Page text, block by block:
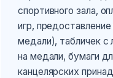
спортивного зала,
игр,
медали), табличек с
на медали, бумаги
канцелярских